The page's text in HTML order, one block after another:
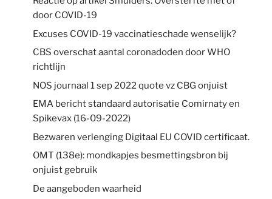
door COVID-19
Excuses COVID-19 vaccinatieschade wenselijk?
CBS overschat aantal coronadoden door WHO
richtlijn
NOS journaal 1 sep 2022 quote vz CBG onjuist
EMA bericht standaard autorisatie Comirnaty en
Spikevax (16-09-2022)
Bezwaren verlenging Digitaal EU COVID certificaat.
OMT (138e): mondkapjes besmettingsbron bij
onjuist gebruik
De aangeboden waarheid